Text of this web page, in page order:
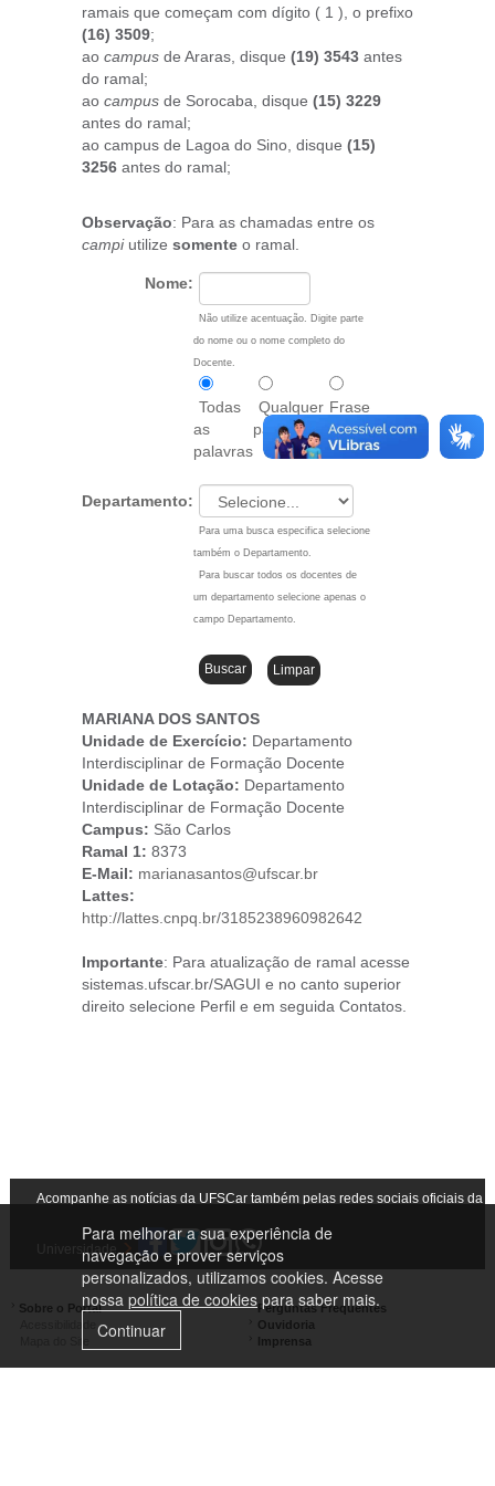
Para melhorar a sua experiência de
navegação e prover serviços
personalizados, utilizamos cookies. Acesse
nossa política de cookiespara saber mais.
Continuar
ramais que começam com dígito ( 1 ), o prefixo
(16) 3509;
ao campus de Araras, disque (19) 3543 antes
do ramal;
ao campus de Sorocaba, disque (15) 3229
antes do ramal;
ao campus de Lagoa do Sino, disque (15)
3256 antes do ramal;
Observação: Para as chamadas entre os
campiutilize somente o ramal.
Nome:
Não utilize acentuação. Digite parte
do nome ou o nome completo do
Docente.
Todas
as
palavras
Qualquer
palavra
Frase
exata
Departamento:
Para uma busca especifica selecione
também o Departamento.
Para buscar todos os docentes de
um departamento selecione apenas o
campo Departamento.
MARIANA DOS SANTOS
Unidade de Exercício: Departamento
Interdisciplinar de Formação Docente
Unidade de Lotação: Departamento
Interdisciplinar de Formação Docente
Campus: São Carlos
Ramal 1: 8373
E-Mail: marianasantos@ufscar.br
Lattes:
http://lattes.cnpq.br/3185238960982642
Importante: Para atualização de ramal acesse
sistemas.ufscar.br/SAGUI e no canto superior
direito selecione Perfil e em seguida Contatos.
Acompanhe as notícias da UFSCar também pelas redes sociais oficiais da
Universidade
Sobre o Portal
Perguntas Frequentes
Ouvidoria
Imprensa